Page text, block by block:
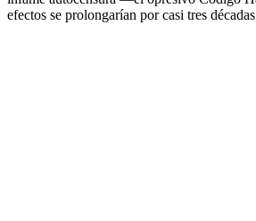
efectos se prolongarían por casi tres